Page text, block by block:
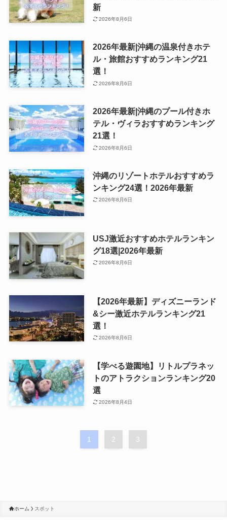
新
2026年8月6日
2026年最新|沖縄の温泉付きホテ
ル・旅館おすすめランキング21
選！
2026年8月6日
2026年最新|沖縄のプール付きホ
テル・ヴィラおすすめランキング
21選！
2026年8月6日
沖縄のリゾートホテルおすすめラ
ンキング24選！2026年最新
2026年8月6日
USJ激近おすすめホテルランキン
グ18選|2026年最新
2026年8月6日
【2026年最新】ディズニーランド
&シー激近ホテルランキング21
選！
2026年8月6日
【学べる遊園地】リトルプラネッ
トのアトラクションランキング20
選
2026年8月4日
1 2 3
ホーム スポット